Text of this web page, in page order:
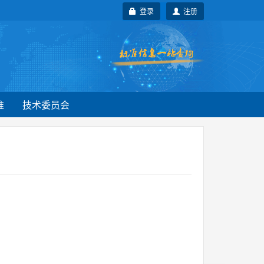
注册
登录
技术委员会